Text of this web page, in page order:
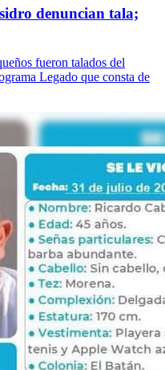
denuncian tala;
fueron talados del
Legado que consta de